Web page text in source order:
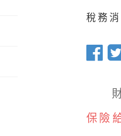
稅務
財
保險